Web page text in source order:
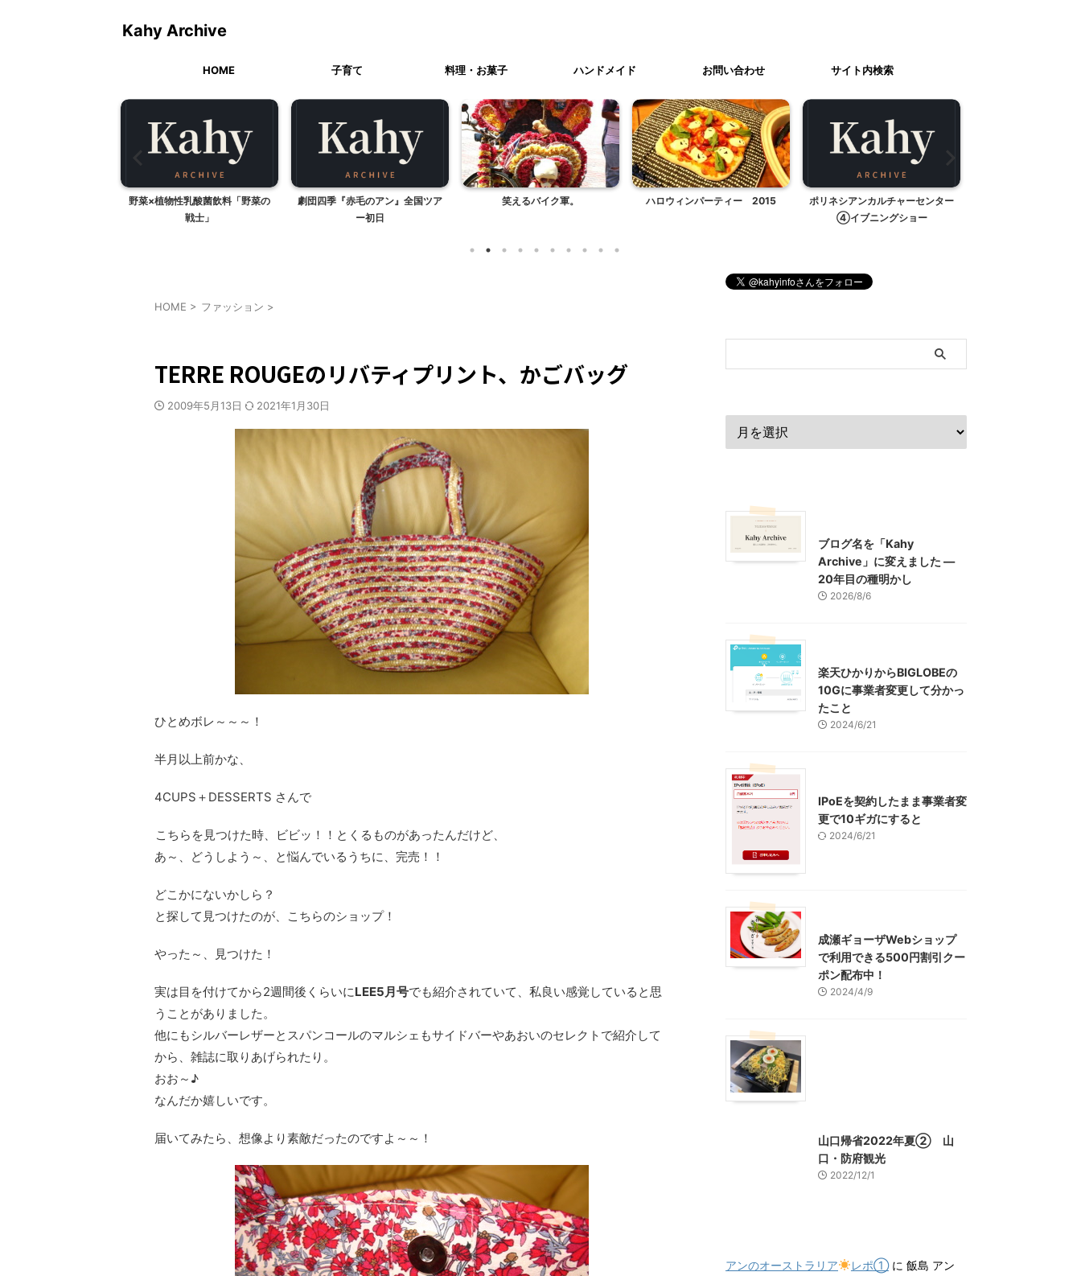
Kahy Archive
HOME 子育て 料理・お菓子 ハンドメイド お問い合わせ サイト内検索
劇団四季『赤毛のアン』全国ツア
ー初日
笑えるバイク軍。 ハロウィンパーティー 2015
ポリネシアンカルチャーセンター
水疱瘡かな？
HOME > ファッション >
TERRE ROUGEのリバティプリント、かごバッグ
2009年5月13日 2021年1月30日
ひとめボレ～～～！
半月以上前かな、
4CUPS＋DESSERTS さんで
こちらを見つけた時、ビビッ！！とくるものがあったんだけど、
あ～、どうしよう～、と悩んでいるうちに、完売！！
どこかにないかしら？
と探して見つけたのが、こちらのショップ！
やった～、見つけた！
実は目を付けてから2週間後くらいにLEE5月号でも紹介されていて、私良い感覚していると思
うことがありました。
他にもシルバーレザーとスパンコールのマルシェもサイドバーやあおいのセレクトで紹介して
から、雑誌に取りあげられたり。
おお～♪
なんだか嬉しいです。
届いてみたら、想像より素敵だったのですよ～～！
ブログ名を「Kahy
Archive」に変えました ―
20年目の種明かし
2026/8/6
楽天ひかりからBIGLOBEの
10Gに事業者変更して分かっ
たこと
2024/6/21
IPoEを契約したまま事業者変
更で10ギガにすると
2024/6/21
成瀬ギョーザWebショップ
で利用できる500円割引クー
ポン配布中！
2024/4/9
山口帰省2022年夏② 山
口・防府観光
2022/12/1
アンのオーストラリア レポ①に 飯島 アン